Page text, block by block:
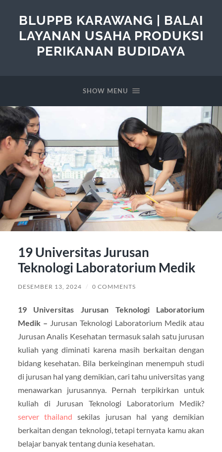
BLUPPB KARAWANG | BALAI
LAYANAN USAHA PRODUKSI
PERIKANAN BUDIDAYA
SHOW MENU
19 Universitas Jurusan
Teknologi Laboratorium Medik
DESEMBER 13, 2024 / 0 COMMENTS
19 Universitas Jurusan Teknologi Laboratorium
Medik – Jurusan Teknologi Laboratorium Medik atau
Jurusan Analis Kesehatan termasuk salah satu jurusan
kuliah yang diminati karena masih berkaitan dengan
bidang kesehatan. Bila berkeinginan menempuh studi
di jurusan hal yang demikian, cari tahu universitas yang
menawarkan jurusannya. Pernah terpikirkan untuk
kuliah di Jurusan Teknologi Laboratorium Medik?
server thailand sekilas jurusan hal yang demikian
berkaitan dengan teknologi, tetapi ternyata kamu akan
belajar banyak tentang dunia kesehatan.